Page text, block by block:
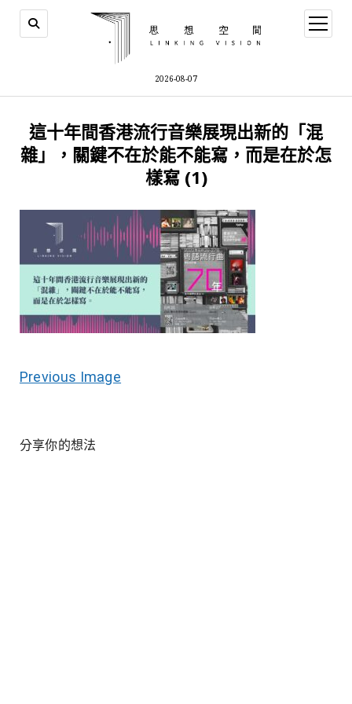
2026-08-07
open
menu
這十年間香港流行音樂展現出新的「混
雜」，關鍵不在於能不能寫，而是在於怎
樣寫 (1)
Previous Image
分享你的想法